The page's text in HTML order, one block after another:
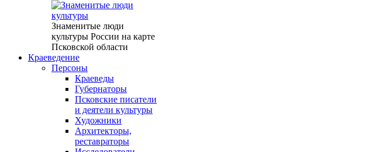
Знаменитые люди
культуры России на карте
Псковской области
Краеведение
Персоны
Краеведы
Губернаторы
Псковские писатели
и деятели культуры
Художники
Архитекторы,
реставраторы